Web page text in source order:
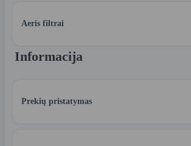
Aeris filtrai
Informacija
Prekių pristatymas